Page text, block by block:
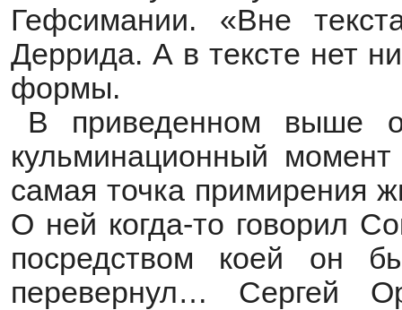
Гефсимании. «Вне
Деррида. А в тексте нет
формы.
В приведенном выше
кульминационный
самая точка примирения
О ней когда-то говорил
посредством коей он
перевернул… Сергей